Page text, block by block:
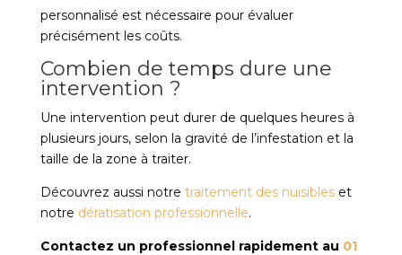
personnalisé est nécessaire pour évaluer
précisément les coûts.
Combien de temps dure une
intervention ?
Une intervention peut durer de quelques heures à
plusieurs jours, selon la gravité de l’infestation et la
taille de la zone à traiter.
Découvrez aussi notre traitement des nuisibleset
notre dératisation professionnelle.
Contactez un professionnel rapidement au 01